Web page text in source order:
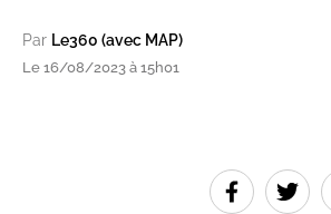
Par Le360 (avec MAP)
Le 16/08/2023 à 15h01